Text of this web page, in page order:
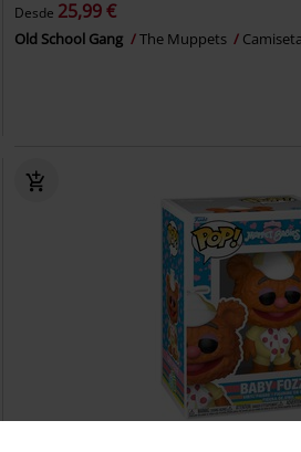
Desde 25,99 €
Old School Gang The Muppets Camiseta